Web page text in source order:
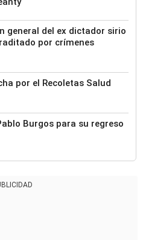
general del ex dictador sirio
por crímenes
por el Recoletas Salud
Burgos para su regreso